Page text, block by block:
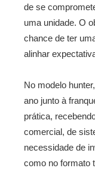
de se
uma unidade. O
chance de ter
alinhar
No modelo
ano junto à
prática,
comercial, de
necessidade de
como no formato